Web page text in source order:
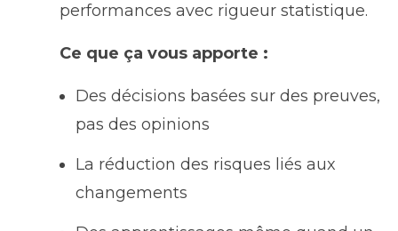
performances avec rigueur statistique.
Ce que ça vous apporte :
Des décisions basées sur des preuves,
pas des opinions
La réduction des risques liés aux
changements